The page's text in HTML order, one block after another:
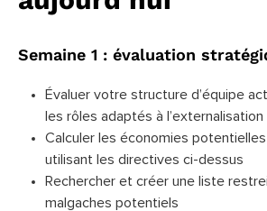
Semaine 1 : évaluation
Évaluer votre structure d’équipe
les rôles adaptés à
Calculer les économies
utilisant les directives ci-dessus
Rechercher et créer une liste
malgaches potentiels